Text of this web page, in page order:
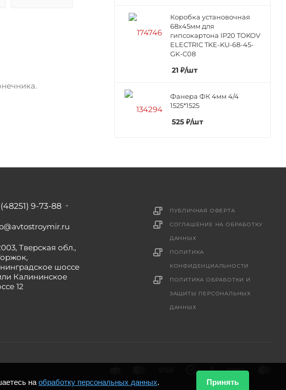
Коробка установочная
68х45мм для
гипсокартона IP20 TOKOV
ELECTRIC TKE-KU-68-45-
GK-C08
21 ₽/шт
Фанера ФК 4мм 4/4
1525*1525
525 ₽/шт
9-73-88
Тверская обл.,
шоссе
Калининское
12
ПУБЛИЧНАЯ ОФЕРТА
СОГЛАШЕНИЕ НА ОБРАБОТКУ
ДАННЫХ
ПОЛИТИКА
КОНФИДЕНЦИАЛЬНОСТИ
ПОЛИТИКА ОБРАБОТКИ И
ЗАЩИТЫ ПЕРСОНАЛЬНЫХ
ДАННЫХ
на обработку персональных данных. Принять